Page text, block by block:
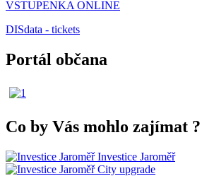
VSTUPENKA ONLINE
DISdata - tickets
Portál občana
Co by Vás mohlo zajímat ?
Investice Jaroměř
City upgrade